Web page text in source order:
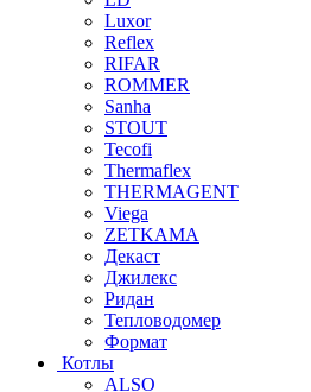
Luxor
Reflex
RIFAR
ROMMER
Sanha
STOUT
Tecofi
Thermaflex
THERMAGENT
Viega
ZETKAMA
Декаст
Джилекс
Ридан
Тепловодомер
Формат
Котлы
ALSO